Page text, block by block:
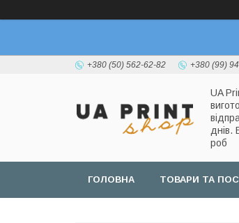
+380 (50) 562-62-82 +380 (99)
UA
днів.
роб
ГОЛОВНА ТОВАРИ ТА